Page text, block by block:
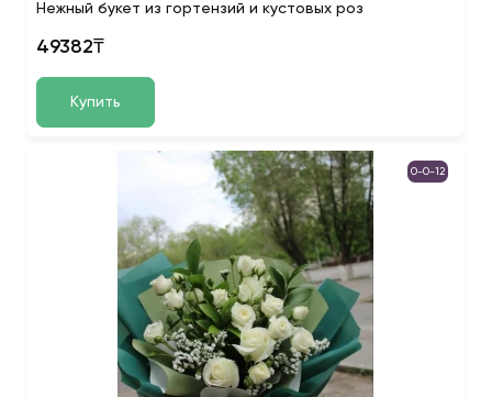
Нежный букет из гортензий и кустовых роз
49382₸
Купить
0-0-12